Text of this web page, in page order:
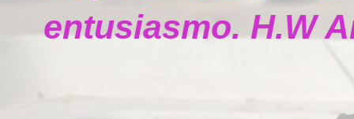
entusiasmo. H.W